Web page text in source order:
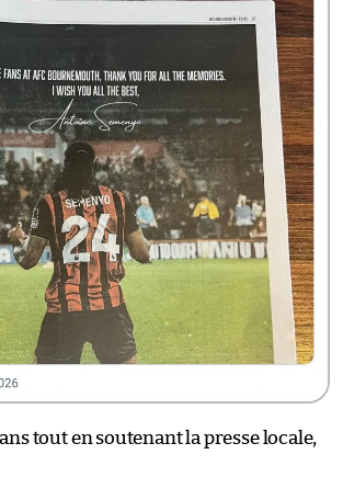
tout en soutenant la presse locale,